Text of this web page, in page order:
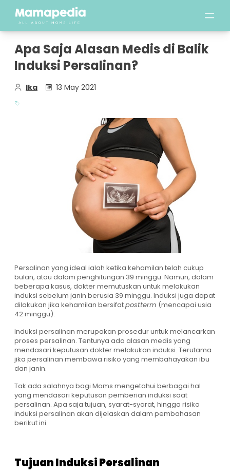
Apa Saja Alasan Medis di Balik
Induksi Persalinan?
Ika 13 May 2021
Persalinan yang ideal ialah ketika kehamilan telah cukup
bulan, atau dalam penghitungan 39 minggu. Namun, dalam
beberapa kasus, dokter memutuskan untuk melakukan
induksi sebelum janin berusia 39 minggu. Induksi juga dapat
dilakukan jika kehamilan bersifatpostterm (mencapai usia
42 minggu).
Induksi persalinan merupakan prosedur untuk melancarkan
proses persalinan. Tentunya ada alasan medis yang
mendasari keputusan dokter melakukan induksi. Terutama
jika persalinan membawa risiko yang membahayakan ibu
dan janin.
Tak ada salahnya bagi Moms mengetahui berbagai hal
yang mendasari keputusan pemberian induksi saat
persalinan. Apa saja tujuan, syarat-syarat, hingga risiko
induksi persalinan akan dijelaskan dalam pembahasan
berikut ini.
Tujuan Induksi Persalinan